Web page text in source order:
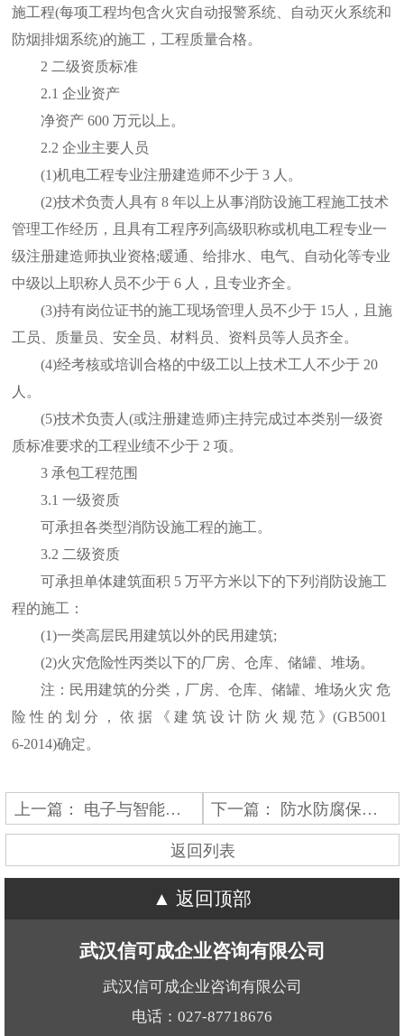
施工程(每项工程均包含火灾自动报警系统、自动灭火系统和
防烟排烟系统)的施工，工程质量合格。
2 二级资质标准
2.1 企业资产
净资产 600 万元以上。
2.2 企业主要人员
(1)机电工程专业注册建造师不少于 3 人。
(2)技术负责人具有 8 年以上从事消防设施工程施工技术
管理工作经历，且具有工程序列高级职称或机电工程专业一
级注册建造师执业资格;暖通、给排水、电气、自动化等专业
中级以上职称人员不少于 6 人，且专业齐全。
(3)持有岗位证书的施工现场管理人员不少于 15人，且施
工员、质量员、安全员、材料员、资料员等人员齐全。
(4)经考核或培训合格的中级工以上技术工人不少于 20
人。
(5)技术负责人(或注册建造师)主持完成过本类别一级资
质标准要求的工程业绩不少于 2 项。
3 承包工程范围
3.1 一级资质
可承担各类型消防设施工程的施工。
3.2 二级资质
可承担单体建筑面积 5 万平方米以下的下列消防设施工
程的施工：
(1)一类高层民用建筑以外的民用建筑;
(2)火灾危险性丙类以下的厂房、仓库、储罐、堆场。
注：民用建筑的分类，厂房、仓库、储罐、堆场火灾 危
险 性 的 划 分 ， 依 据 《 建 筑 设 计 防 火 规 范 》(GB5001
6-2014)确定。
上一篇： 电子与智能化工程专业承包 下一篇： 防水防腐保温工程专业承包
返回列表
返回顶部
武汉信可成企业咨询有限公司
武汉信可成企业咨询有限公司
电话：027-87718676